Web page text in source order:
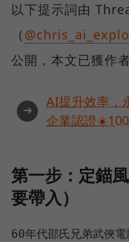
以下提示詞由
（
公開，本文已獲作
➜
AI提升效率，
企業認證
第一步：定錨
要帶入）
60年代邵氏兄弟武俠